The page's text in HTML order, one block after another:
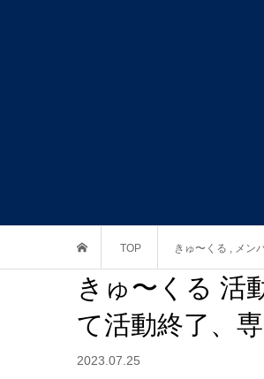
TOP きゅ〜くる , メン
きゅ〜くる 活
て活動終了、
2023.07.25